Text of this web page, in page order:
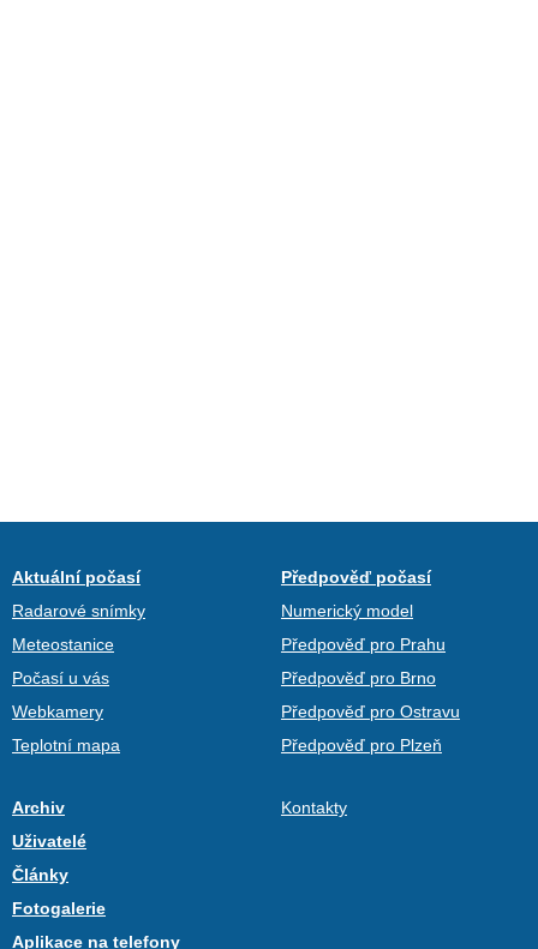
Aktuální počasí
Radarové snímky
Meteostanice
Počasí u vás
Webkamery
Teplotní mapa
Předpověď počasí
Numerický model
Předpověď pro Prahu
Předpověď pro Brno
Předpověď pro Ostravu
Předpověď pro Plzeň
Archiv
Uživatelé
Články
Fotogalerie
Aplikace na telefony
Kontakty